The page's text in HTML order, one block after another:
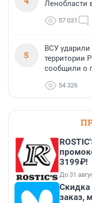
Ленобласти
57 031
5
ВСУ
территории
сообщили о
54 326
3199₽!
До 31
Скидка
заказ,